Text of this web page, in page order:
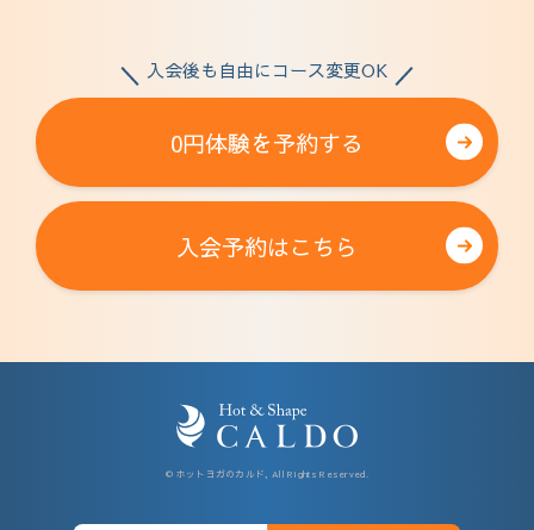
入会後も自由にコース変更OK
0円体験を予約する
入会予約はこちら
© ホットヨガのカルド, All Rights Reserved.